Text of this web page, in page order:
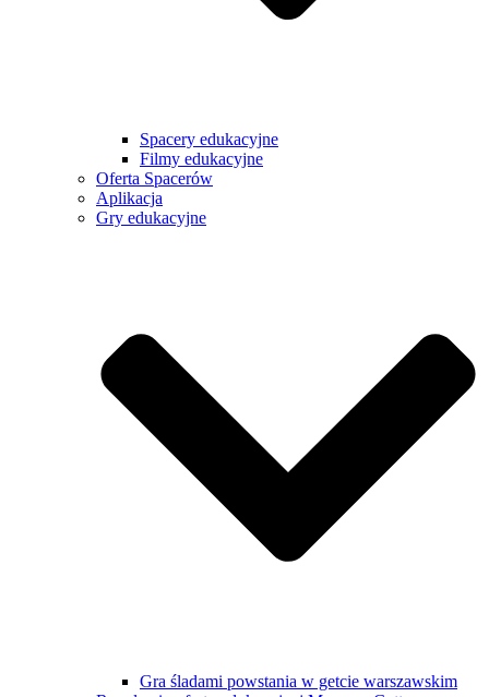
Spacery edukacyjne
Filmy edukacyjne
Oferta Spacerów
Aplikacja
Gry edukacyjne
Gra śladami powstania w getcie warszawskim